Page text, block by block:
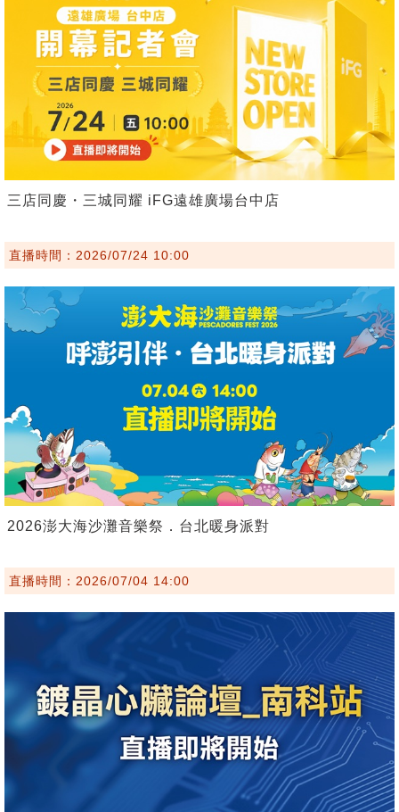
三店同慶・三城同耀 iFG遠雄廣場台中店
直播時間：2026/07/24 10:00
2026澎大海沙灘音樂祭．台北暖身派對
直播時間：2026/07/04 14:00